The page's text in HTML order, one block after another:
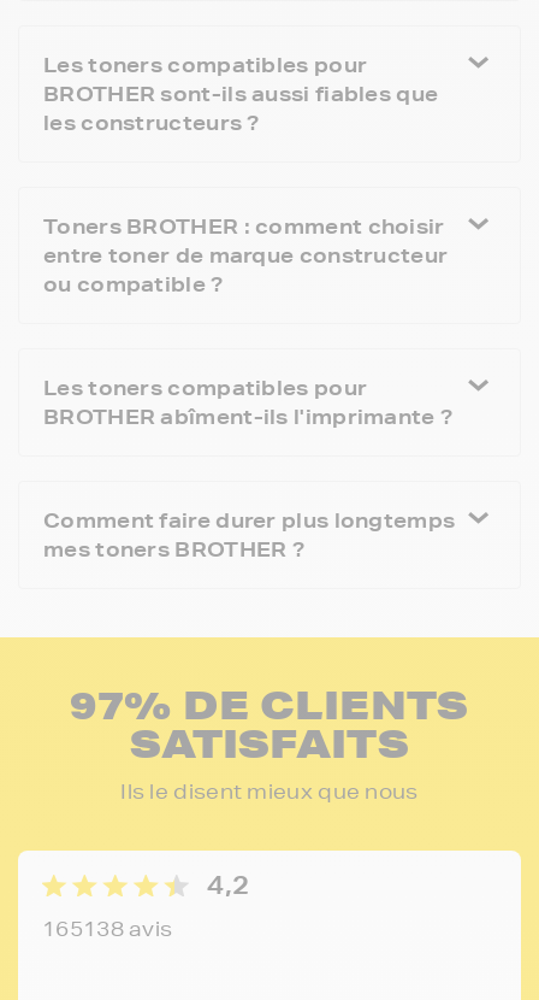
Les toners compatibles pour
BROTHER sont-ils aussi fiables que
les constructeurs ?
Toners BROTHER : comment choisir
entre toner de marque constructeur
ou compatible ?
Les toners compatibles pour
BROTHER abîment-ils l'imprimante ?
Comment faire durer plus longtemps
mes toners BROTHER ?
97% DE CLIENTS
SATISFAITS
Ils le disent mieux que nous
4,2
165138 avis